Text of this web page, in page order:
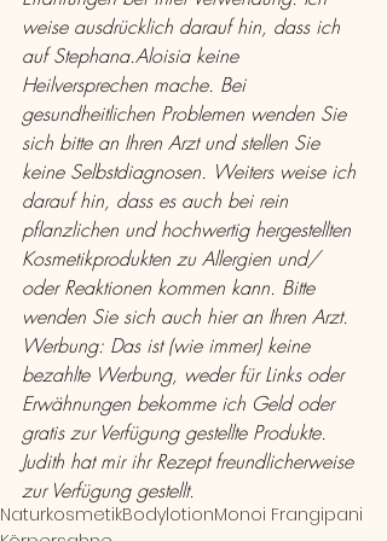
weise ausdrücklich darauf hin, dass ich
auf Stephana.Aloisia keine
Heilversprechen mache. Bei
gesundheitlichen Problemen wenden Sie
sich bitte an Ihren Arzt und stellen Sie
keine Selbstdiagnosen. Weiters weise ich
darauf hin, dass es auch bei rein
pflanzlichen und hochwertig hergestellten
Kosmetikprodukten zu Allergien und/
oder Reaktionen kommen kann. Bitte
wenden Sie sich auch hier an Ihren Arzt.
Werbung: Das ist (wie immer) keine
bezahlte Werbung, weder für Links oder
Erwähnungen bekomme ich Geld oder
gratis zur Verfügung gestellte Produkte.
Judith hat mir ihr Rezept freundlicherweise
zur Verfügung gestellt.
NaturkosmetikBodylotionMonoi Frangipani